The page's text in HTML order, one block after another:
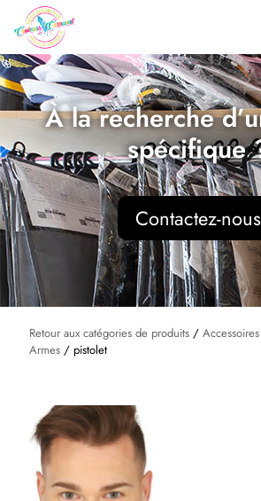
À la recherche
spécifique
Contactez-nous
Retour aux catégories de produits / Accessoires
Armes / pistolet